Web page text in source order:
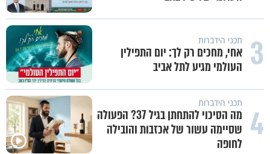
3 תכני הידברות
אחי, מחכים רק לך: יום התפילין
העולמי מגיע לתל אביב
4 תכני הידברות
מה הסיכוי להתחתן בגיל 37? הפעולה
שסיימה עשור של אכזבות והובילה
לחופה